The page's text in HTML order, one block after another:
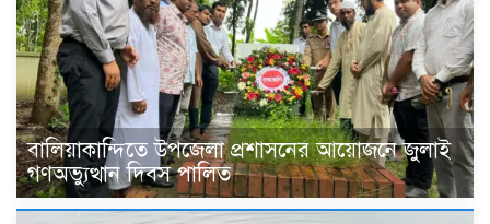
বালিয়াকান্দিতে উপজেলা প্রশাসনের আয়োজনে জুলাই
গণঅভ্যুত্থান দিবস পালিত